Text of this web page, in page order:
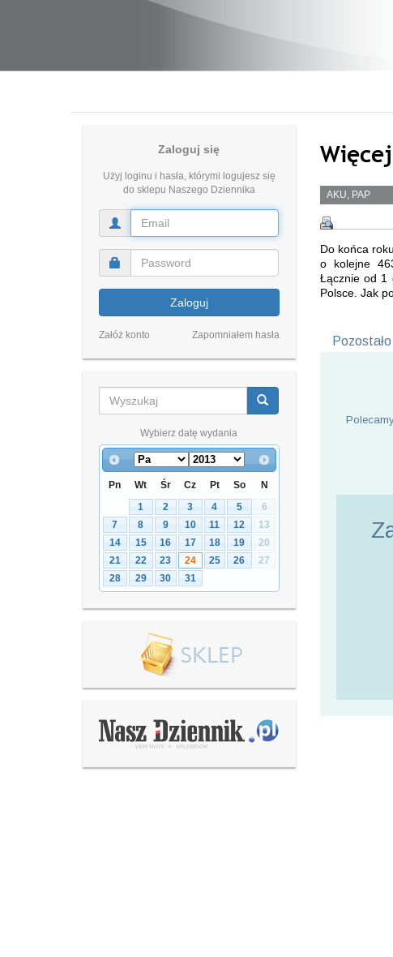
Zaloguj się
Użyj loginu i hasła, którymi logujesz się
do sklepu Naszego Dziennika
Zaloguj
Załóż konto Zapomniałem hasła
Wybierz datę wydania
Pn Wt Śr Cz Pt So
N
1
2 3 4 5
6
7
8 9 10 11 12
13
14
15 16 17 18 19
20
21
22 23 24 25 26
27
28
29 30 31
AKU, PAP
Do końca
o kolejne
Łącznie od 1
Polsce. Jak